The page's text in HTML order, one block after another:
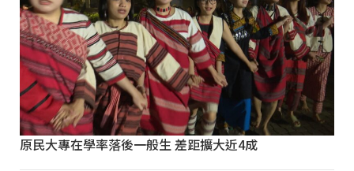
原民大專在學率落後一般生 差距擴大近4成